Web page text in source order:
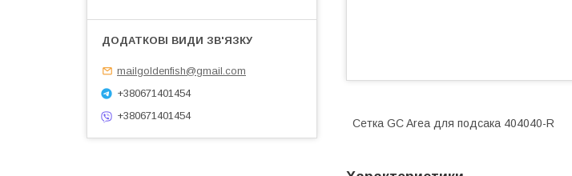
Сетка GC Area для подсака 404040-R
mailgoldenfish@gmail.com
+380671401454
+380671401454